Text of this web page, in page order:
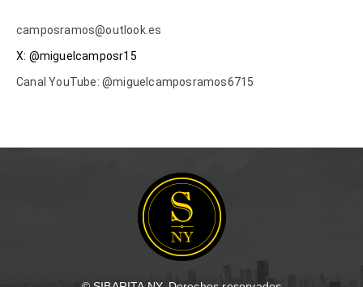
camposramos@outlook.es
X: @miguelcamposr15
Canal YouTube: @miguelcamposramos6715